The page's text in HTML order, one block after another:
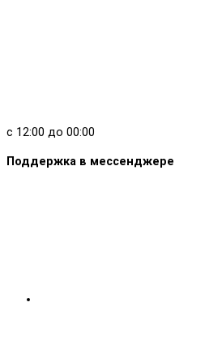
с 12:00 до 00:00
Поддержка в мессенджере